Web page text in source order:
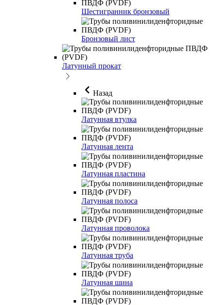
Шестигранник бронзовый
Бронзовый лист
Латунный прокат
Назад
Латунная втулка
Латунная лента
Латунная пластина
Латунная полоса
Латунная проволока
Латунная труба
Латунная шина